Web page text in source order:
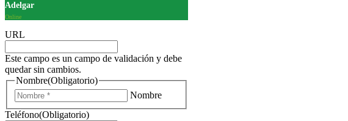
Adelgar
Online
URL
Este campo es un campo de validación y debe
quedar sin cambios.
Nombre(Obligatorio)
Nombre
Teléfono(Obligatorio)